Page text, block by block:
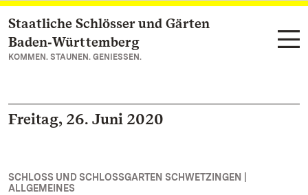
Zum Hauptinhalt springen
Staatliche Schlösser und Gärten
Baden‑Württemberg
KOMMEN. STAUNEN. GENIESSEN.
Freitag, 26. Juni 2020
SCHLOSS UND SCHLOSSGARTEN SCHWETZINGEN |
ALLGEMEINES